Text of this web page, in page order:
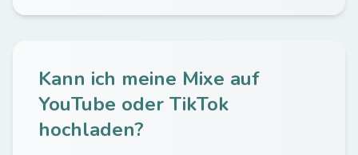
Kann ich meine Mixe auf
YouTube oder TikTok
hochladen?